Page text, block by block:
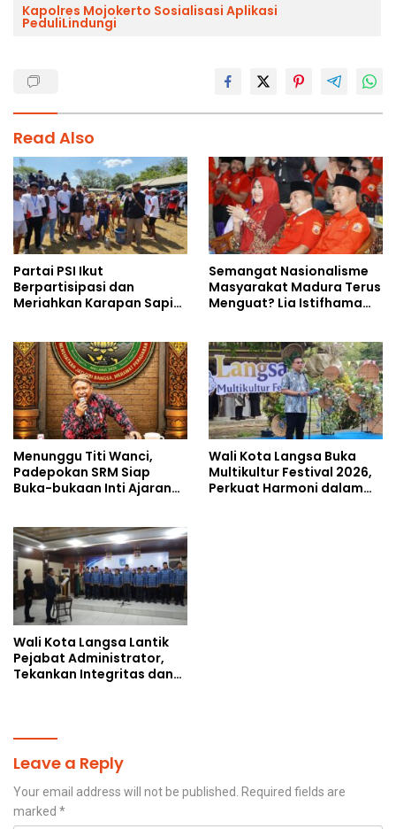
Kapolres Mojokerto Sosialisasi Aplikasi
PeduliLindungi
Read Also
Partai PSI Ikut
Berpartisipasi dan
Meriahkan Karapan Sapi
Semangat Nasionalisme
Masyarakat Madura Terus
Menguat? Lia Istifhama
NKRI
Menunggu Titi Wanci,
Padepokan SRM Siap
Buka-bukaan Inti Ajaran
Nusantara 2026
Wali Kota Langsa Buka
Multikultur Festival 2026,
Perkuat Harmoni dalam
Wali Kota Langsa Lantik
Pejabat Administrator,
Tekankan Integritas dan
Leave a Reply
Your email address will not be published.
Required fields are
marked *